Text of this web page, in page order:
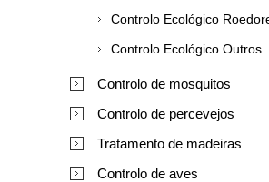
Controlo Ecológico
Controlo Ecológico Outros
Controlo de mosquitos
Controlo de percevejos
Tratamento de madeiras
Controlo de aves